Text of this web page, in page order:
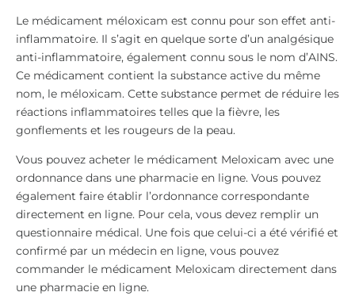
Le médicament méloxicam est connu pour son effet anti-
inflammatoire. Il s’agit en quelque sorte d’un analgésique
anti-inflammatoire, également connu sous le nom d’AINS.
Ce médicament contient la substance active du même
nom, le méloxicam. Cette substance permet de réduire les
réactions inflammatoires telles que la fièvre, les
gonflements et les rougeurs de la peau.
Vous pouvez acheter le médicament Meloxicam avec une
ordonnance dans une pharmacie en ligne. Vous pouvez
également faire établir l’ordonnance correspondante
directement en ligne. Pour cela, vous devez remplir un
questionnaire médical. Une fois que celui-ci a été vérifié et
confirmé par un médecin en ligne, vous pouvez
commander le médicament Meloxicam directement dans
une pharmacie en ligne.